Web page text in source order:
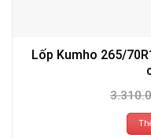
Lốp Kumho 265/